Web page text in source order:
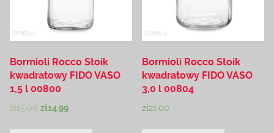
Bormioli Rocco Słoik
kwadratowy FIDO VASO
1,5 l 00800
zł15.00 zł14.99
Bormioli Rocco Słoik
kwadratowy FIDO VASO
3,0 l 00804
zł21.00